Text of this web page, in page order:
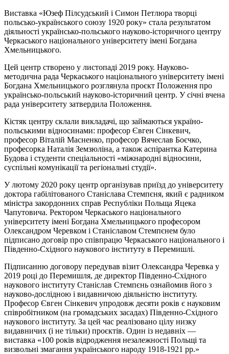
Виставка «Юзеф Пілсудський і Симон Петлюра творці
польсько-українського союзу 1920 року» стала результатом
діяльності українсько-польського науково-історичного центру
Черкаського національного університету імені Богдана
Хмельницького.
Цей центр створено у листопаді 2019 року. Науково-
методична рада Черкаського національного університету імені
Богдана Хмельницького розглянула проєкт Положення про
українсько-польський науково-історичний центр. У січні вчена
рада університету затвердила Положення.
Кістяк центру склали викладачі, що займаються україно-
польськими відносинами: професор Євген Сінкевич,
професор Віталій Масненко, професор Вячеслав Боєчко,
професорка Наталія Земзюліна, а також аспірантка Катерина
Будова і студенти спеціальності «міжнародні відносини,
суспільні комунікації та регіональні студії».
У лютому 2020 року центр організував приїзд до університету
доктора габілітованого Станіслава Стемпєня, який є радником
міністра закордонних справ Республіки Польща Яцека
Чапутовича. Ректором Черкаського національного
університету імені Богдана Хмельницького професором
Олександром Черевком і Станіславом Стемпєнем було
підписано договір про співпрацю Черкаського національного і
Південно-Східного наукового інституту в Перемишлі.
Підписанню договору передував візит Олександра Черевка у
2019 році до Перемишля, де директор Південно-Східного
наукового інституту Станіслав Стемпєнь ознайомив його з
науково-дослідною і видавничою діяльністю інституту.
Професор Євген Сінкевич упродовж десяти років є науковим
співробітником (на громадських засадах) Південно-Східного
наукового інституту. За цей час реалізовано цілу низку
видавничих (і не тільки) проєктів. Один із недавніх —
виставка «100 років відродження незалежності Польщі та
визвольні змагання українського народу 1918-1921 рр.»